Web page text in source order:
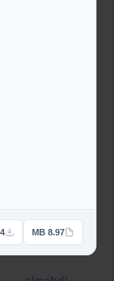
8.97 MB